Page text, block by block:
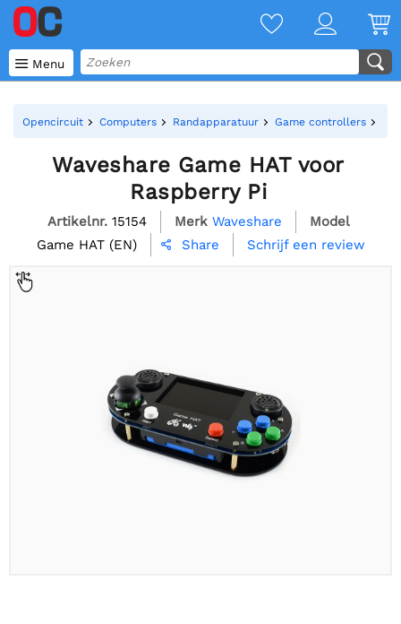
 Menu
Opencircuit Computers Randapparatuur Game controllers
Waveshare Game HAT voor
Raspberry Pi
Artikelnr. 15154 Merk Waveshare
Model
Game HAT (EN)
 Share Schrijf een review